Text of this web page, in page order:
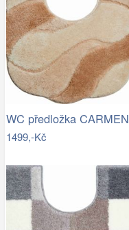
WC předložka CARMEN
1499,-Kč